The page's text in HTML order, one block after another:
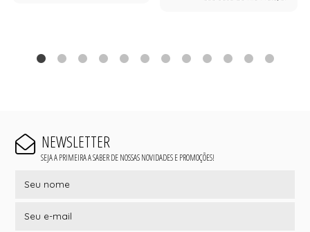
NEWSLETTER
SEJA A PRIMEIRA A SABER DE NOSSAS NOVIDADES E PROMOÇÕES!